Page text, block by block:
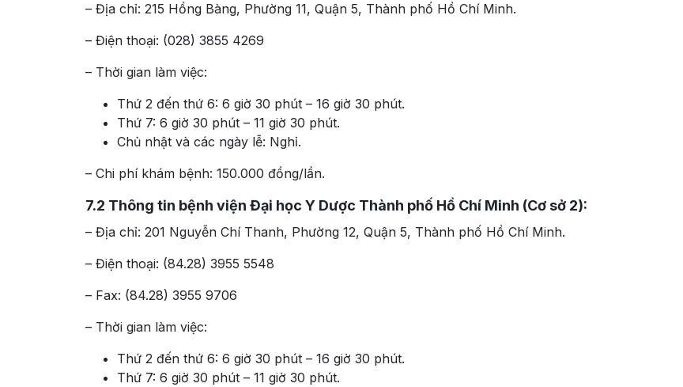
– Địa chỉ: 215 Hồng Bàng, Phường 11, Quận 5, Thành phố Hồ Chí Minh.
– Điện thoại: (028) 3855 4269
– Thời gian làm việc:
Thứ 2 đến thứ 6: 6 giờ 30 phút – 16 giờ 30 phút.
Thứ 7: 6 giờ 30 phút – 11 giờ 30 phút.
Chủ nhật và các ngày lễ: Nghỉ.
– Chi phí khám bệnh: 150.000 đồng/lần.
7.2 Thông tin bệnh viện Đại học Y Dược Thành phố Hồ Chí Minh (Cơ sở 2):
– Địa chỉ: 201 Nguyễn Chí Thanh, Phường 12, Quận 5, Thành phố Hồ Chí Minh.
– Điện thoại: (84.28) 3955 5548
– Fax: (84.28) 3955 9706
– Thời gian làm việc:
Thứ 2 đến thứ 6: 6 giờ 30 phút – 16 giờ 30 phút.
Thứ 7: 6 giờ 30 phút – 11 giờ 30 phút.